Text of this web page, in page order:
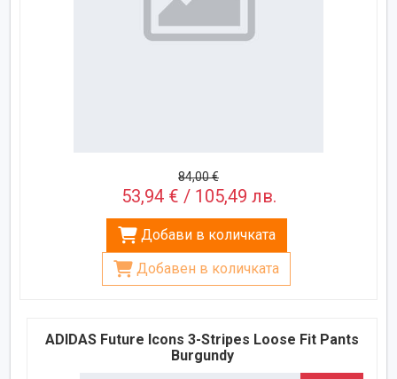
84,00 €
53,94 € / 105,49 лв.
Добави в количката
Добавен в количката
ADIDAS Future Icons 3-Stripes Loose Fit Pants
Burgundy